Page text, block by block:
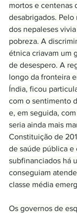
mortos e centenas
desabrigados.
dos nepaleses
pobreza. A
étnica criavam um
de desespero. A
longo da fronteira
Índia, ficou
com o sentimento
e, em seguida,
seria ainda mais
Constituição de
de saúde pública e
subfinanciados há
conseguiam
classe média
Os governos de